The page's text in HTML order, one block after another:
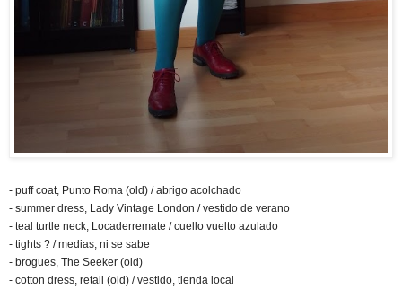
- puff coat, Punto Roma (old) / abrigo acolchado
- summer dress, Lady Vintage London / vestido de verano
- teal turtle neck, Locaderremate / cuello vuelto azulado
- tights ? / medias, ni se sabe
- brogues, The Seeker (old)
- cotton dress, retail (old) / vestido, tienda local